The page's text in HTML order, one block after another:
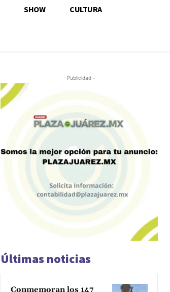
SHOW CULTURA
- Publicidad -
Últimas noticias
Conmemoran los 147